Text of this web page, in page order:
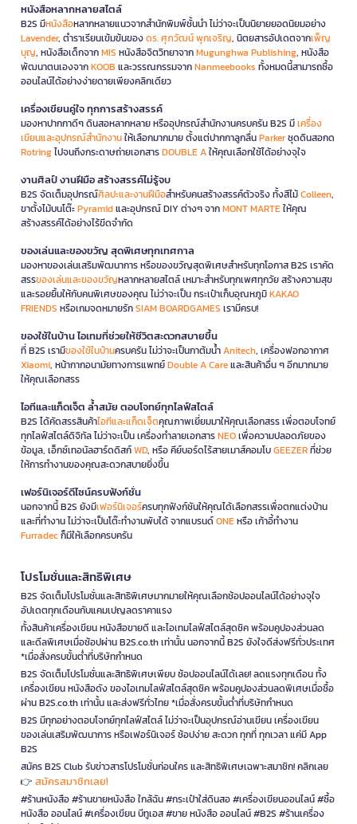
หนังสือหลากหลายสไตล์
B2S มีหนังสือหลากหลายแนวจากสำนักพิมพ์ชั้นนำ ไม่ว่าจะเป็นนิยายยอดนิยมอย่าง
Lavender, ตำราเรียนเข้มข้นของดร. ศุภวัฒน์ พุกเจริญ, นิตยสารอัปเดตจากเพ็ญ
บุญ, หนังสือเด็กจากMIS หนังสือจิตวิทยาจากMugunghwa Publishing, หนังสือ
พัฒนาตนเองจากKOOB และวรรณกรรมจากNanmeebooks ทั้งหมดนี้สามารถซื้อ
ออนไลน์ได้อย่างง่ายดายเพียงคลิกเดียว
เครื่องเขียนคู่ใจ ทุกการสร้างสรรค์
มองหาปากกาดีๆ ดินสอหลากหลาย หรืออุปกรณ์สำนักงานครบครัน B2S มีเครื่อง
เขียนและอุปกรณ์สำนักงานให้เลือกมากมาย ตั้งแต่ปากกาลูกลื่นParkerชุดดินสอกด
Rotringไปจนถึงกระดาษถ่ายเอกสารDOUBLE Aให้คุณเลือกใช้ได้อย่างจุใจ
งานศิลป์ งานฝีมือ สร้างสรรค์ไม่รู้จบ
B2S จัดเต็มอุปกรณ์ศิลปะและงานฝีมือสำหรับคนสร้างสรรค์ตัวจริง ทั้งสีไม้Colleen,
ขาตั้งไม้บนโต๊ะPyramidและอุปกรณ์ DIY ต่างๆ จากMONT MARTEให้คุณ
สร้างสรรค์ได้อย่างไร้ขีดจำกัด
ของเล่นและของขวัญ สุดพิเศษทุกเทศกาล
มองหาของเล่นเสริมพัฒนาการ หรือของขวัญสุดพิเศษสำหรับทุกโอกาส B2S เราคัด
สรรของเล่นและของขวัญหลากหลายสไตล์ เหมาะสำหรับทุกเพศทุกวัย สร้างความสุข
และรอยยิ้มให้กับคนพิเศษของคุณ ไม่ว่าจะเป็น กระเป๋าเก็บอุณหภูมิKAKAO
FRIENDS หรือเกมจดหมายรักSIAM BOARDGAMES เรามีครบ!
ของใช้ในบ้าน ไอเทมที่ช่วยให้ชีวิตสะดวกสบายขึ้น
ที่ B2S เรามีของใช้ในบ้านครบครัน ไม่ว่าจะเป็นกาต้มน้ำAnitech, เครื่องฟอกอากาศ
Xiaomi, หน้ากากอนามัยทางการแพทย์Double A Careและสินค้าอื่น ๆ อีกมากมาย
ให้คุณเลือกสรร
ไอทีและแก็ดเจ็ต ล้ำสมัย ตอบโจทย์ทุกไลฟ์สไตล์
B2S ได้คัดสรรสินค้าไอทีและแก็ดเจ็ตคุณภาพเยี่ยมมาให้คุณเลือกสรร เพื่อตอบโจทย์
ทุกไลฟ์สไตล์ดิจิทัล ไม่ว่าจะเป็น เครื่องทำลายเอกสารNEOเพื่อความปลอดภัยของ
ข้อมูล, เอ็กซ์เทอนัลฮาร์ดดิสก์WD, หรือ คีย์บอร์ดไร้สายเมาส์คอมโบGEEZERที่ช่วย
ให้การทำงานของคุณสะดวกสบายยิ่งขึ้น
เฟอร์นิเจอร์ดีไซน์ครบฟังก์ชั่น
นอกจากนี้ B2S ยังมีเฟอร์นิเจอร์ครบทุกฟังก์ชันให้คุณได้เลือกสรรเพื่อตกแต่งบ้าน
และที่ทำงาน ไม่ว่าจะเป็นโต๊ะทำงานพับได้ จากแบรนด์ONEหรือ เก้าอี้ทำงาน
Furradecก็มีให้เลือกครบครัน
โปรโมชั่นและสิทธิพิเศษ
B2S จัดเต็มโปรโมชั่นและสิทธิพิเศษมากมายให้คุณเลือกช้อปออนไลน์ได้อย่างจุใจ
อัปเดตทุกเดือนกับแคมเปญลดราคาแรง
ทั้งสินค้าเครื่องเขียน หนังสือขายดี และไอเทมไลฟ์สไตล์สุดชิค พร้อมคูปองส่วนลด
และดีลพิเศษเมื่อช้อปผ่าน B2S.co.th เท่านั้น นอกจากนี้ B2S ยังใจดีส่งฟรีทั่วประเทศ
*เมื่อสั่งครบขั้นต่ำที่บริษัทกำหนด
B2S จัดเต็มโปรโมชั่นและสิทธิพิเศษเพียบ ช้อปออนไลน์ได้เลย! ลดแรงทุกเดือน ทั้ง
เครื่องเขียน หนังสือดัง ของไอเทมไลฟ์สไตล์สุดชิค พร้อมคูปองส่วนลดพิเศษเมื่อซื้อ
ผ่าน B2S.co.th เท่านั้น และส่งฟรีทั่วไทย *เมื่อสั่งครบขั้นต่ำที่บริษัทกำหนด
B2S มีทุกอย่างตอบโจทย์ทุกไลฟ์สไตล์ ไม่ว่าจะเป็นอุปกรณ์อ่านเขียน เครื่องเขียน
ของเล่นเสริมพัฒนาการ หรือเฟอร์นิเจอร์ ช้อปง่าย สะดวก ทุกที่ ทุกเวลา แค่มี App
B2S
สมัคร B2S Club รับข่าวสารโปรโมชั่นก่อนใคร และสิทธิพิเศษเฉพาะสมาชิก! คลิกเลย
👉 สมัครสมาชิกเลย!
#ร้านหนังสือ #ร้านขายหนังสือ ใกล้ฉัน #กระเป๋าใส่ดินสอ #เครื่องเขียนออนไลน์ #ซื้อ
หนังสือ ออนไลน์ #เครื่องเขียน บีทูเอส #ขาย หนังสือ ออนไลน์ #B2S #ร้านเครื่อง